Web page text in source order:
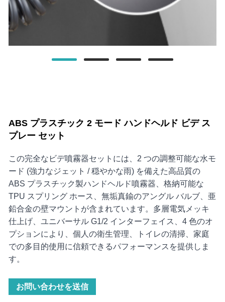
ABS プラスチック 2 モード ハンドヘルド ビデ ス
プレー セット
この完全なビデ噴霧器セットには、2 つの調整可能な水モ
ード (強力なジェット / 穏やかな雨) を備えた高品質の
ABS プラスチック製ハンドヘルド噴霧器、格納可能な
TPU スプリング ホース、無垢真鍮のアングル バルブ、亜
鉛合金の壁マウントが含まれています。多層電気メッキ
仕上げ、ユニバーサル G1/2 インターフェイス、4 色のオ
プションにより、個人の衛生管理、トイレの清掃、家庭
での多目的使用に信頼できるパフォーマンスを提供しま
す。
お問い合わせを送信